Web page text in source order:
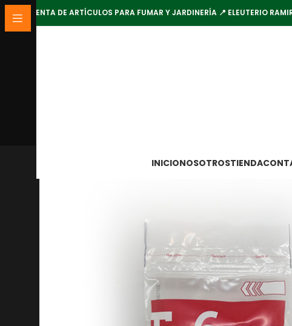
VENTA DE ARTÍCULOS PARA FUMAR Y JARDINERÍA 📍 ELEUTERIO
INICIONOSOTROSTIENDA